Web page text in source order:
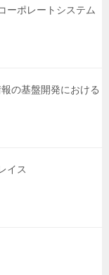
ーポレートシステム
の基盤開発における
イス